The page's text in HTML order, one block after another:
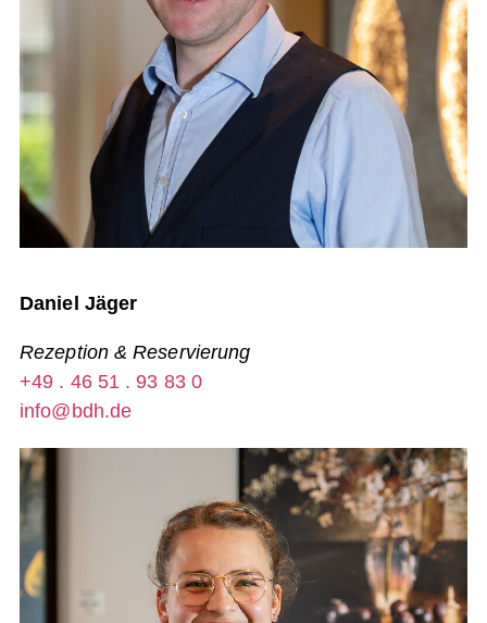
Daniel Jäger
Rezeption & Reservierung
+49 . 46 51 . 93 83 0
info@bdh.de